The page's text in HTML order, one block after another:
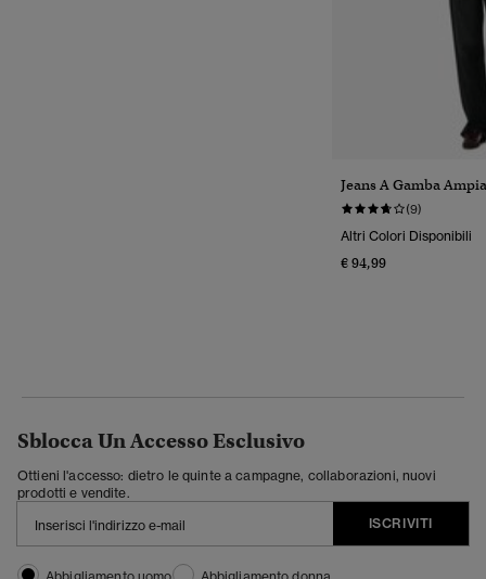
Jeans A Gamba
(9)
Altri Colori Disponibili
€ 94,99
Sblocca Un Accesso Esclusivo
Ottieni l'accesso: dietro le quinte a campagne, collaborazioni, nuovi
prodotti e vendite.
ISCRIVITI